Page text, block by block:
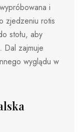
i
zjedzeniu rotis
stołu, aby
Dal zajmuje
wyglądu w